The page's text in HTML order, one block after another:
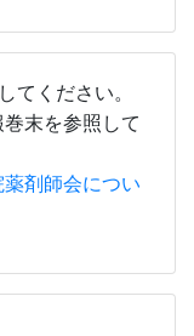
てください。
末を参照して
剤師会につい